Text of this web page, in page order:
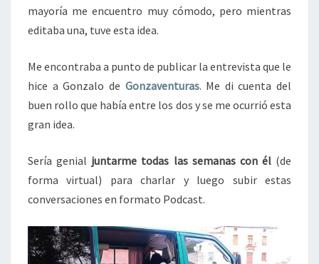
mayoría me encuentro muy cómodo, pero mientras
editaba una, tuve esta idea.
Me encontraba a punto de publicar la entrevista que le
hice a Gonzalo de Gonzaventuras. Me di cuenta del
buen rollo que había entre los dos y se me ocurrió esta
gran idea.
Sería genial juntarme todas las semanas con él(de
forma virtual) para charlar y luego subir estas
conversaciones en formato Podcast.